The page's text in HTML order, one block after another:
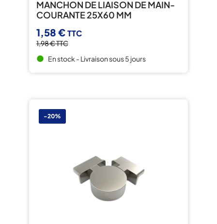
MANCHON DE LIAISON DE MAIN-
COURANTE 25X60 MM
1,58 €TTC
1,98 €TTC
brightness_1 En stock - Livraison sous 5 jours
-20%